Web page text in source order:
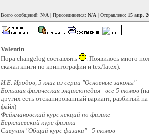
Всего сообщений: N/A | Присоединился: N/A | Отправлено: 15 апр.
Valentin
Пора changelog составлять
. Появилось много
скачал книги по криптографии и tex/latex).
И.Е. Иродов, 5 книг из серии "Основные законы"
Большая физическая энциклопедия - все 5 томов
других есть отсканированный вариант, разбитый
файл)
Фейнмановский курс лекций по физике
Берклиевский курс физики
Сивухин "Общий курс физики" - 5 томов